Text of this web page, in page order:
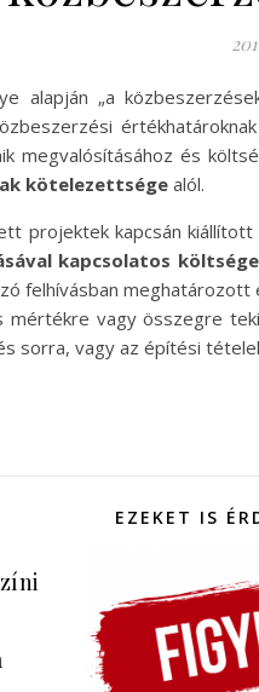
alapján „a
megvalósításához és
kötelezettsége alól.
projektek kapcsán
kapcsolatos
felhívásban
vagy összegre
sorra, vagy az építési
EZEKET IS